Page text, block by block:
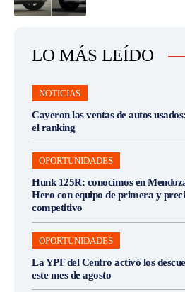
LO MÁS LEÍDO
NOTICIAS
Cayeron las ventas de autos
el ranking
OPORTUNIDADES
Hunk 125R: conocimos en
Hero con equipo de primera y
competitivo
OPORTUNIDADES
La YPF del Centro activó los
este mes de agosto